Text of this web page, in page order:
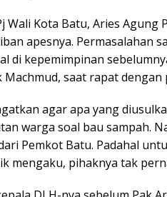
Wali Kota Batu, Aries Agung
apesnya. Permasalahan
di kepemimpinan
saat rapat dengan
agar apa yang
warga soal bau sampah.
Pemkot Batu. Padahal
mengaku, pihaknya tak